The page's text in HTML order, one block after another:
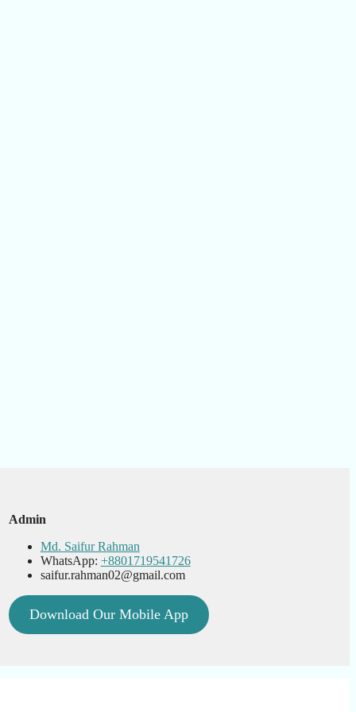
Admin
Md. Saifur Rahman
WhatsApp: +8801719541726
saifur.rahman02@gmail.com
Download Our Mobile App